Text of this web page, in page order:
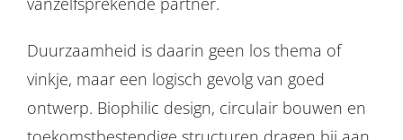
Duurzaamheid is daarin geen los thema of
vinkje, maar een logisch gevolg van goed
ontwerp. Biophilic design, circulair bouwen en